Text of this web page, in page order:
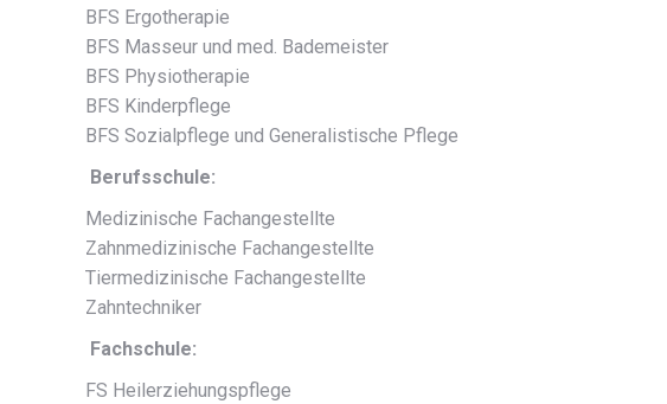
BFS Ergotherapie
BFS Masseur und med. Bademeister
BFS Physiotherapie
BFS Kinderpflege
BFS Sozialpflege und Generalistische Pflege
Berufsschule:
Medizinische Fachangestellte
Zahnmedizinische Fachangestellte
Tiermedizinische Fachangestellte
Zahntechniker
Fachschule:
FS Heilerziehungspflege